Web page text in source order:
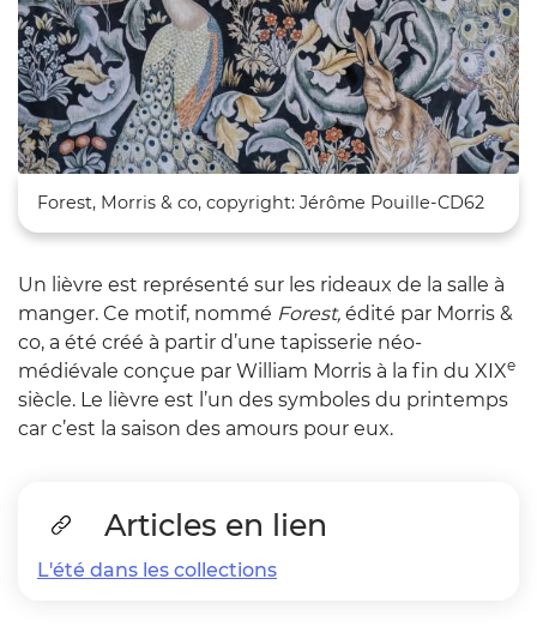
Forest, Morris & co, copyright: Jérôme Pouille-CD62
Un lièvre est représenté sur les rideaux de la salle à
manger. Ce motif, nommé Forest, édité par Morris &
co, a été créé à partir d’une tapisserie néo-
médiévale conçue par William Morris à la fin du XIXe
siècle. Le lièvre est l’un des symboles du printemps
car c’est la saison des amours pour eux.
Articles en lien
L'été dans les collections